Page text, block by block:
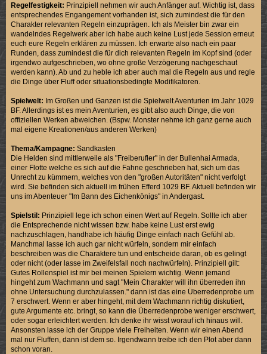
Regelfestigkeit: Prinzipiell nehmen wir auch Anfänger auf. Wichtig ist, dass
entsprechendes Engangement vorhanden ist, sich zumindest die für den
Charakter relevanten Regeln einzuprägen. Ich als Meister bin zwar ein
wandelndes Regelwerk aber ich habe auch keine Lust jede Session erneut
euch eure Regeln erklären zu müssen. Ich erwarte also nach ein paar
Runden, dass zumindest die für dich relevanten Regeln im Kopf sind (oder
irgendwo aufgeschrieben, wo ohne große Verzögerung nachgeschaut
werden kann). Ab und zu heble ich aber auch mal die Regeln aus und regle
die Dinge über Fluff oder situationsbedingte Modifikatoren.
Spielwelt: Im Großen und Ganzen ist die Spielwelt Aventurien im Jahr 1029
BF. Allerdings ist es mein Aventurien, es gibt also auch Dinge, die von
offiziellen Werken abweichen. (Bspw. Monster nehme ich ganz gerne auch
mal eigene Kreationen/aus anderen Werken)
Thema/Kampagne: Sandkasten
Die Helden sind mittlerweile als "Freiberufler" in der Bullenhai Armada,
einer Flotte welche es sich auf die Fahne geschrieben hat, sich um das
Unrecht zu kümmern, welches von den "großen Autoritäten" nicht verfolgt
wird. Sie befinden sich aktuell im frühen Efferd 1029 BF. Aktuell befinden wir
uns im Abenteuer "Im Bann des Eichenkönigs" in Andergast.
Spielstil: Prinzipiell lege ich schon einen Wert auf Regeln. Sollte ich aber
die Entsprechende nicht wissen bzw. habe keine Lust erst ewig
nachzuschlagen, handhabe ich häufig Dinge einfach nach Gefühl ab.
Manchmal lasse ich auch gar nicht würfeln, sondern mir einfach
beschreiben was die Charaktere tun und entscheide daran, ob es gelingt
oder nicht (oder lasse im Zweifelsfall noch nachwürfeln). Prinzipiell gilt:
Gutes Rollenspiel ist mir bei meinen Spielern wichtig. Wenn jemand
hingeht zum Wachmann und sagt "Mein Charakter will ihn überreden ihn
ohne Untersuchung durchzulassen." dann ist das eine Überredenprobe um
7 erschwert. Wenn er aber hingeht, mit dem Wachmann richtig diskutiert,
gute Argumente etc. bringt, so kann die Überredenprobe weniger erschwert,
oder sogar erleichtert werden. Ich denke ihr wisst worauf ich hinaus will.
Ansonsten lasse ich der Gruppe viele Freiheiten. Wenn wir einen Abend
mal nur Fluffen, dann ist dem so. Irgendwann treibe ich den Plot aber dann
schon voran.